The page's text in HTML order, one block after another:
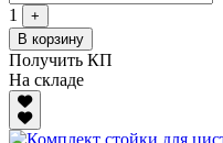
1
+
В корзину
Получить КП
На складе